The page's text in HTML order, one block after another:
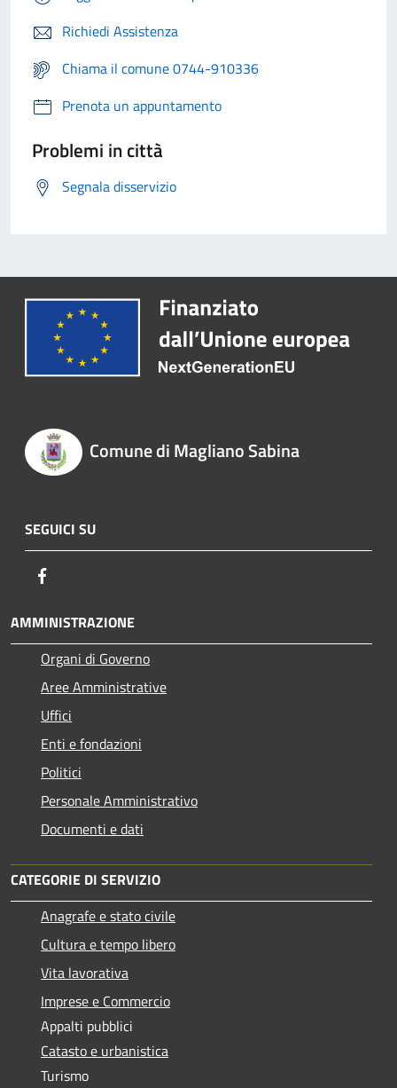
Richiedi Assistenza
Chiama il comune 0744-910336
Prenota un appuntamento
Problemi in città
Segnala disservizio
Comune di Magliano Sabina
SEGUICI SU
AMMINISTRAZIONE
Organi di Governo
Aree Amministrative
Uffici
Enti e fondazioni
Politici
Personale Amministrativo
Documenti e dati
CATEGORIE DI SERVIZIO
Anagrafe e stato civile
Cultura e tempo libero
Vita lavorativa
Imprese e Commercio
Appalti pubblici
Catasto e urbanistica
Turismo